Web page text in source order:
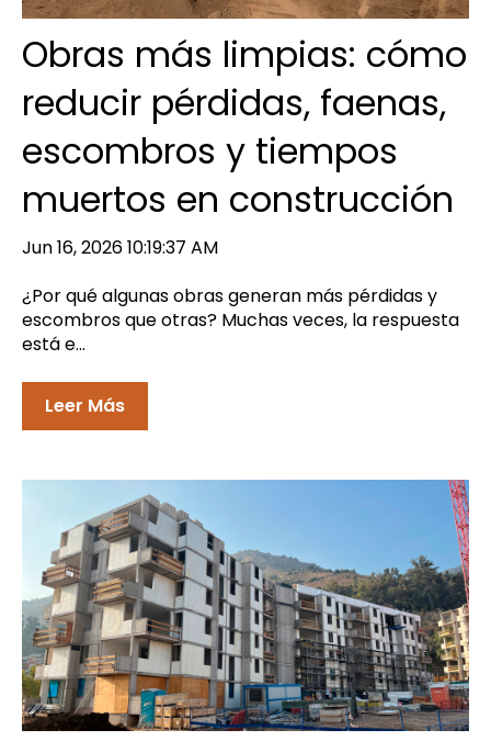
Obras más limpias: cómo
reducir pérdidas, faenas,
escombros y tiempos
muertos en construcción
Jun 16, 2026 10:19:37 AM
¿Por qué algunas obras generan más pérdidas y
escombros que otras? Muchas veces, la respuesta
está e...
Leer Más